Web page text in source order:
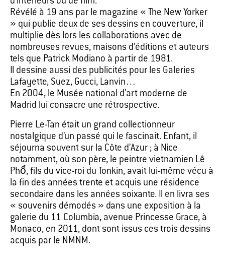
Révélé à 19 ans par le magazine « The New Yorker
» qui publie deux de ses dessins en couverture, il
multiplie dès lors les collaborations avec de
nombreuses revues, maisons d’éditions et auteurs
tels que Patrick Modiano à partir de 1981.
Il dessine aussi des publicités pour les Galeries
Lafayette, Suez, Gucci, Lanvin…
En 2004, le Musée national d’art moderne de
Madrid lui consacre une rétrospective.
Pierre Le-Tan était un grand collectionneur
nostalgique d’un passé qui le fascinait. Enfant, il
séjourna souvent sur la Côte d’Azur ; à Nice
notamment, où son père, le peintre vietnamien Lê
Phổ, fils du vice-roi du Tonkin, avait lui-même vécu à
la fin des années trente et acquis une résidence
secondaire dans les années soixante. Il en livra ses
« souvenirs démodés » dans une exposition à la
galerie du 11 Columbia, avenue Princesse Grace, à
Monaco, en 2011, dont sont issus ces trois dessins
acquis par le NMNM.